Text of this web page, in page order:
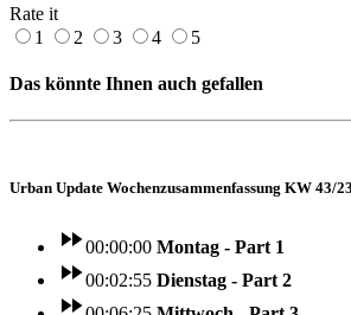
Rate it
1
2 3 4 5
Das könnte Ihnen auch gefallen
Urban Update Wochenzusammenfassung KW 43/
fast_forward00:00:00 Montag - Part 1
fast_forward00:02:55 Dienstag - Part 2
fast_forward